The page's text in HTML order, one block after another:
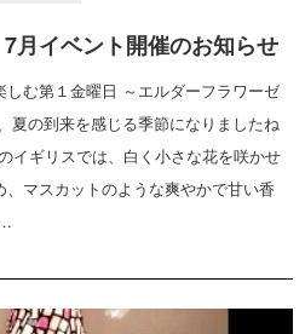
7月イベント開催のお知らせ
しむ第１金曜日 ～エルダーフラワーゼ
夏の到来を感じる季節になりましたね
イギリスでは、白く小さな花を咲かせ
マスカットのような爽やかで甘い香